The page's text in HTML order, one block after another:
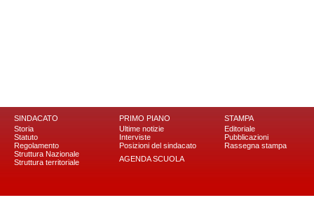
SINDACATO
Storia
Statuto
Regolamento
Struttura Nazionale
Struttura territoriale
PRIMO PIANO
Ultime notizie
Interviste
Posizioni del sindacato
AGENDA SCUOLA
STAMPA
Editoriale
Pubblicazioni
Rassegna stampa